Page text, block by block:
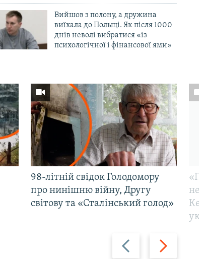
Вийшов з полону, а дружина
виїхала до Польщі. Як після 1000
днів неволі вибратися «із
психологічної і фінансової ями»
Назад Вперед
98-літній свідок Голодомору
про нинішню війну, Другу
світову та «Сталінський голод»